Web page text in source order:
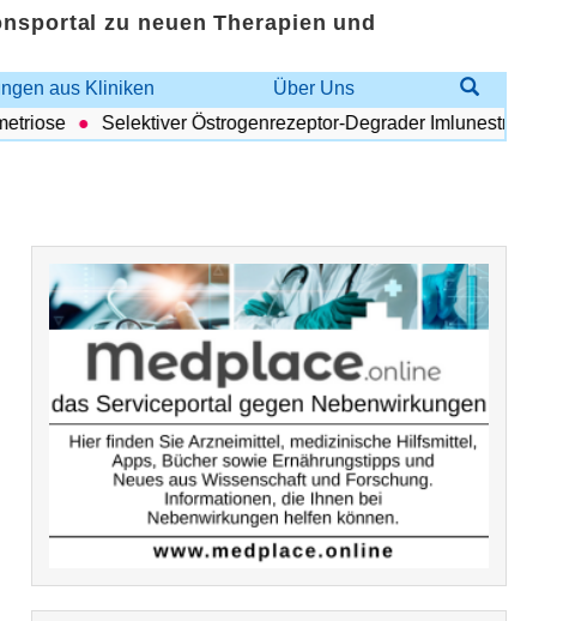
zu neuen Therapien und
aus Kliniken
Über Uns
Selektiver Östrogenrezeptor-Degrader Imlunestrant: